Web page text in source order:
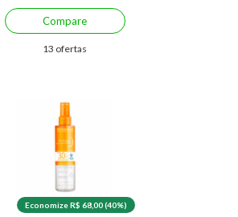
Compare
13 ofertas
Economize R$ 68,00 (40%)